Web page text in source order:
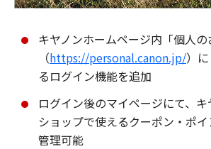
キヤノンホームページ内「個人
（https://personal.canon.jp/）
るログイン機能を追加
ログイン後のマイページにて、
ショップで使えるクーポン・ポ
管理可能